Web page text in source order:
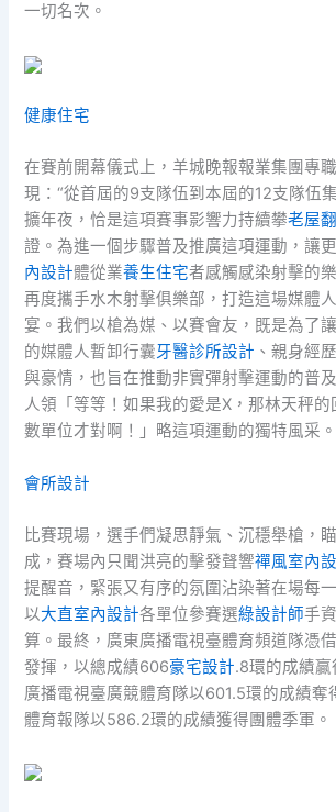
一切名次。
健康住宅
在賽前開幕儀式上，羊城晚報報業集團專
現：“從首屆的9支隊伍到本屆的12支隊伍
擴年夜，恰是這項賽事影響力持續攀老屋
證。為進一個步驟普及推廣這項運動，讓
內設計體從業養生住宅者感觸感染射擊的
再度攜手水木射擊俱樂部，打造這場媒體
宴。我們以槍為媒、以賽會友，既是為了
的媒體人暫卸行囊牙醫診所設計 、親身經
與豪情，也旨在推動非實彈射擊運動的普
人領「等等！如果我的愛是X，那林天秤的
數單位才對啊！」略這項運動的獨特風采
會所設計
比賽現場，選手們凝思靜氣、沉穩舉槍，
成，賽場內只聞洪亮的擊發聲響禪風室內
提醒音，緊張又有序的氛圍沾染著在場每
以大直室內設計各單位參賽選綠設計師手
算。最終，廣東廣播電視臺體育頻道隊憑
發揮，以總成績606豪宅設計.8環的成績贏
廣播電視臺廣競體育隊以601.5環的成績奪
體育報隊以586.2環的成績獲得團體季軍。